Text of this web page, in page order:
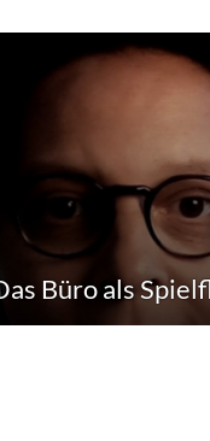
Büro als